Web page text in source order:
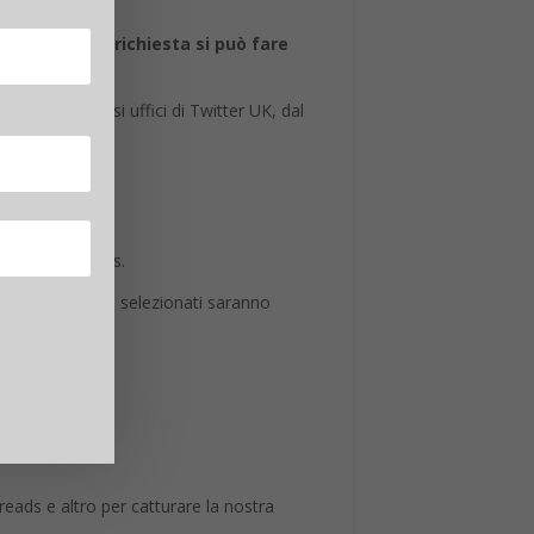
Londra e
la richiesta si può fare
nei diversi uffici di Twitter UK, dal
e moments.
I candidati selezionati saranno
e altro per catturare la nostra